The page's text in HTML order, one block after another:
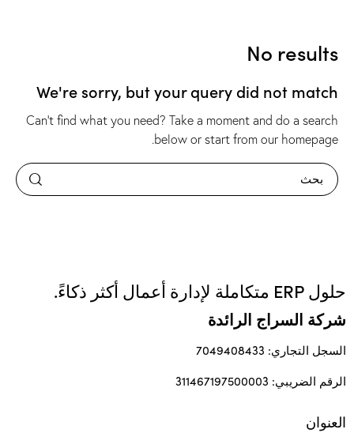
No results
We're sorry, but your query did not match
Can't find what you need? Take a moment and do a search
below or start from our homepage
.
حلول ERP متكاملة لإدارة أعمال أكثر ذكاءً.
شركة السراج الرائدة
السجل التجاري: 7049408433
الرقم الضريبي: 311467197500003
العنوان